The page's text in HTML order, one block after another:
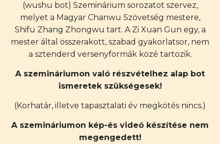
(wushu bot) Szeminárium sorozatot szervez,
melyet a Magyar Chanwu Szövetség mestere,
Shifu Zhang Zhongwu tart. A Zi Xuan Gun egy, a
mester által összerakott, szabad gyakorlatsor, nem
a sztenderd versenyformák közé tartozik.
A szemináriumon való részvételhez alap bot
ismeretek szükségesek!
(Korhatár, illetve tapasztalati év megkötés nincs.)
A szemináriumon kép-és videó készítése nem
megengedett!